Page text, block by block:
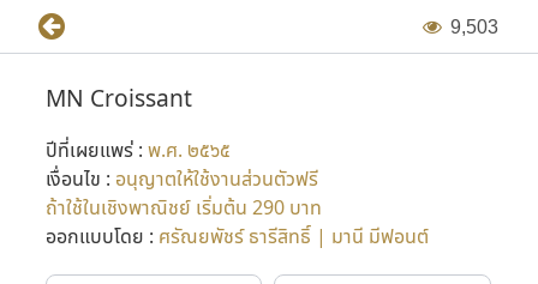
9,503
MN Croissant
ปีที่เผยแพร่ : พ.ศ. ๒๕๖๕
เงื่อนไข : อนุญาตให้ใช้งานส่วนตัวฟรี
ถ้าใช้ในเชิงพาณิชย์ เริ่มต้น 290 บาท
ออกแบบโดย : ศรัณยพัชร์ ธารีสิทธิ์ | มานี มีฟอนต์